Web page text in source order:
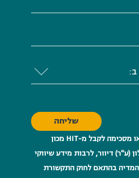
ב:
אני מסכים או מסכימה לקבל מ-HIT ​​​​​​​מכון
(ע"ר) דיוור, לרבות מידע שיווקי
בהתאם לחוק התקשורת